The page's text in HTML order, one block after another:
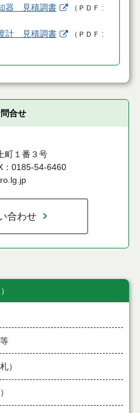
器 見積調書 （ ＰＤＦ
計 見積調書 （ ＰＤＦ
合せ
町１番３号
：0185-54-6460
合わせ
）